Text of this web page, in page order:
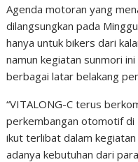
Agenda motoran yang
dilangsungkan pada
hanya untuk bikers dari
namun kegiatan sunmori
berbagai latar belakang
“VITALONG-C terus
perkembangan otomotif di
ikut terlibat dalam
adanya kebutuhan dari